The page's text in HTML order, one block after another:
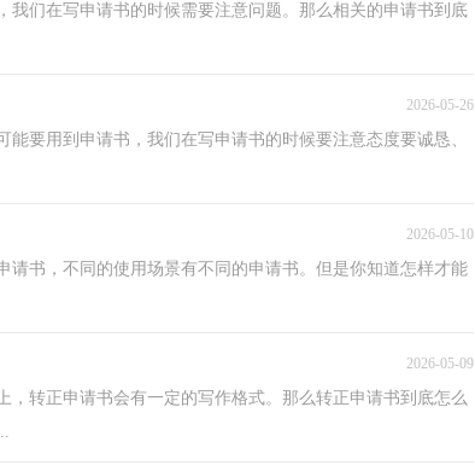
们在写申请书的时候需要注意问题。那么相关的申请书到底
2026-05-26
要用到申请书，我们在写申请书的时候要注意态度要诚恳、
2026-05-10
书，不同的使用场景有不同的申请书。但是你知道怎样才能
2026-05-09
转正申请书会有一定的写作格式。那么转正申请书到底怎么